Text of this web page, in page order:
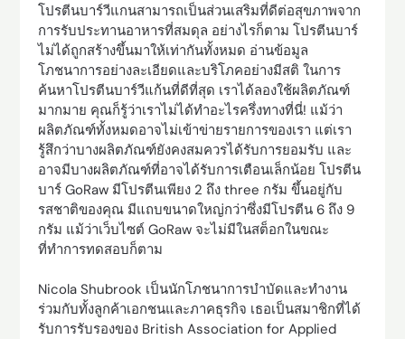
โปรตีนบาร์วีแกนสามารถเป็นส่วนเสริมที่ดีต่อสุขภาพจาก
การรับประทานอาหารที่สมดุล อย่างไรก็ตาม โปรตีนบาร์
ไม่ได้ถูกสร้างขึ้นมาให้เท่ากันทั้งหมด อ่านข้อมูล
โภชนาการอย่างละเอียดและบริโภคอย่างมีสติ ในการ
ค้นหาโปรตีนบาร์วีแก้นที่ดีที่สุด เราได้ลองใช้ผลิตภัณฑ์
มากมาย คุณก็รู้ว่าเราไม่ได้ทำอะไรครึ่งทางที่นี่! แม้ว่า
ผลิตภัณฑ์ทั้งหมดอาจไม่เข้าข่ายรายการของเรา แต่เรา
รู้สึกว่าบางผลิตภัณฑ์ยังคงสมควรได้รับการยอมรับ และ
อาจมีบางผลิตภัณฑ์ที่อาจได้รับการเตือนเล็กน้อย โปรตีน
บาร์ GoRaw มีโปรตีนเพียง 2 ถึง three กรัม ขึ้นอยู่กับ
รสชาติของคุณ มีแถบขนาดใหญ่กว่าซึ่งมีโปรตีน 6 ถึง 9
กรัม แม้ว่าเว็บไซต์ GoRaw จะไม่มีในสต็อกในขณะ
ที่ทำการทดสอบก็ตาม
Nicola Shubrook เป็นนักโภชนาการบำบัดและทำงาน
ร่วมกับทั้งลูกค้าเอกชนและภาคธุรกิจ เธอเป็นสมาชิกที่ได้
รับการรับรองของ British Association for Applied